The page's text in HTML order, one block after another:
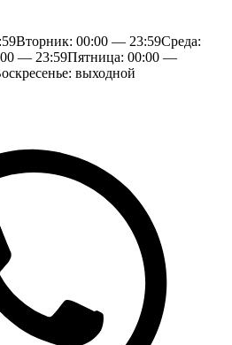
Вторник: 00:00 — 23:59Среда:
— 23:59Пятница: 00:00 —
выходной